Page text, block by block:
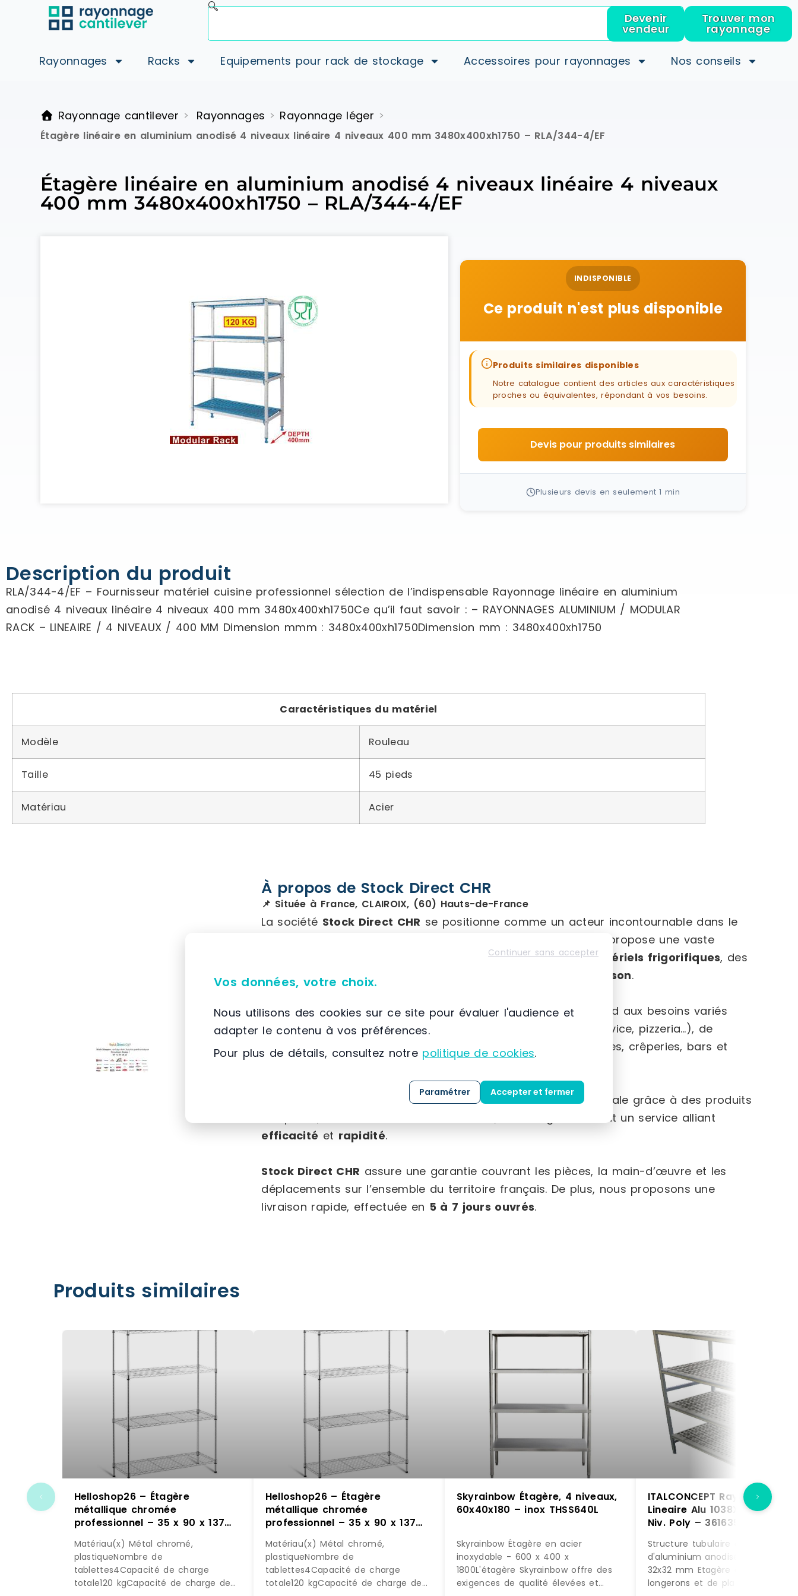
Devenir
vendeur
Trouver mon
rayonnage
Rayonnages Racks Equipements pour rack de stockage Accessoires pour rayonnages Nos conseils
Rayonnage cantilever > Rayonnages > Rayonnage léger >
Étagère linéaire en aluminium anodisé 4 niveaux linéaire 4 niveaux 400 mm 3480x400xh1750 – RLA/344-4/EF
Étagère linéaire en aluminium anodisé 4 niveaux linéaire 4 niveaux
400 mm 3480x400xh1750 – RLA/344-4/EF
INDISPONIBLE
Ce produit n'est plus disponible
Produits similaires disponibles
Notre catalogue contient des articles aux caractéristiques
proches ou équivalentes, répondant à vos besoins.
Devis pour produits similaires
Plusieurs devis en seulement 1 min
Description du produit
RLA/344-4/EF – Fournisseur matériel cuisine professionnel sélection de l’indispensable Rayonnage linéaire en aluminium
anodisé 4 niveaux linéaire 4 niveaux 400 mm 3480x400xh1750Ce qu’il faut savoir : – RAYONNAGES ALUMINIUM / MODULAR
RACK – LINEAIRE / 4 NIVEAUX / 400 MM Dimension mmm : 3480x400xh1750Dimension mm : 3480x400xh1750
Caractéristiques du matériel
Modèle Rouleau
Taille 45 pieds
Matériau Acier
À propos de Stock Direct CHR
📌 Située à France, CLAIROIX, (60) Hauts-de-France
La société Stock Direct CHR se positionne comme un acteur incontournable dans le
domaine de la distribution d’équipements professionnels. Elle propose une vaste
meubles en inox, desmatériels frigorifiques, des
équipements de ventilation
matériels de cuisson.
Spécialisée dans lematériel professionnel, l’entreprise répond aux besoins variés
des secteurs de la restauration (asiatique, fast-food, self-service, pizzeria…), de
l’hôtellerie, des hôpitaux, ainsi que des boulangeries, boucheries, crêperies, bars et
Notre mission est de vous offrir une expérience d’achat optimale grâce à des produits
de qualité, livrés dans les meilleurs délais, tout en garantissant un service alliant
efficacité et rapidité.
Stock Direct CHR assure une garantie couvrant les pièces, la main-d’œuvre et les
déplacements sur l’ensemble du territoire français. De plus, nous proposons une
livraison rapide, effectuée en 5 à 7 jours ouvrés.
Produits similaires
Helloshop26 – Étagère
métallique chromée
professionnel – 35 x 90 x 137
cm – 120 kg 14_0001534 –
métal 3000187158980
Matériau(x) Métal chromé,
plastiqueNombre de
tablettes4Capacité de charge
totale120 kgCapacité de charge de
Helloshop26 – Étagère
métallique chromée
professionnel – 35 x 90 x 137
cm – 120 kg 14_0001534 –
métal 3000187158980
Matériau(x) Métal chromé,
plastiqueNombre de
tablettes4Capacité de charge
totale120 kgCapacité de charge de
Skyrainbow Étagère, 4 niveaux,
60x40x180 – inox THSS640L
Skyrainbow Étagère en acier
inoxydable - 600 x 400 x
1800L'étagère Skyrainbow offre des
exigences de qualité élevées et
ITALCONCEPT Rayonnage
Lineaire Alu 1038X373 H.1700
Niv. Poly – 3616350196101
Structure tubulaire alliage
d'aluminium anodisé avec
32x32 mm Etagère constituée de
longerons et de plateaux
Continuer sans accepter
Vos données, votre choix.
Nous utilisons des cookies sur ce site pour évaluer l'audience et
adapter le contenu à vos préférences.
Pour plus de détails, consultez notre politique de cookies.
Paramétrer Accepter et fermer